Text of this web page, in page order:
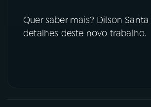
Quer saber mais? Dilson Santa
detalhes deste novo trabalho.